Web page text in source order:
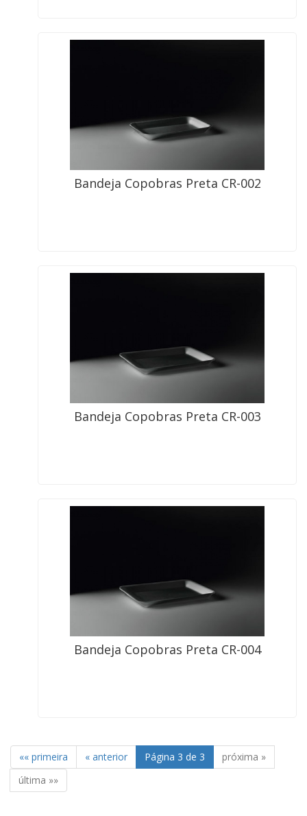
Bandeja Copobras Preta CR-002
Bandeja Copobras Preta CR-003
Bandeja Copobras Preta CR-004
«« primeira « anterior Página 3 de 3 próxima »
última »»